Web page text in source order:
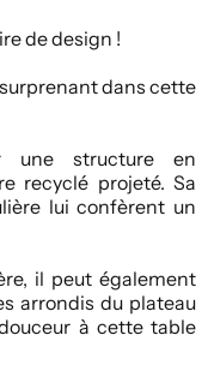
de design !
dans cette
une structure en
recyclé projeté. Sa
lui confèrent un
il peut également
arrondis du plateau
à cette table